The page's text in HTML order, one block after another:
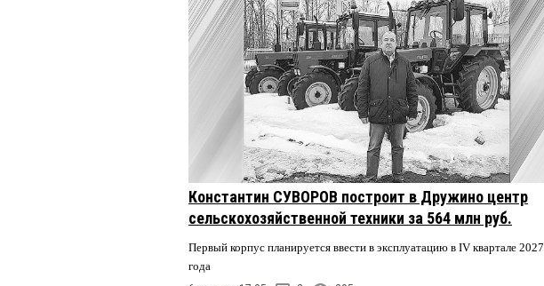
Константин СУВОРОВ построит в Дружино центр
сельскохозяйственной техники за 564 млн руб.
Первый корпус планируется ввести в эксплуатацию в IV квартале 2027
года